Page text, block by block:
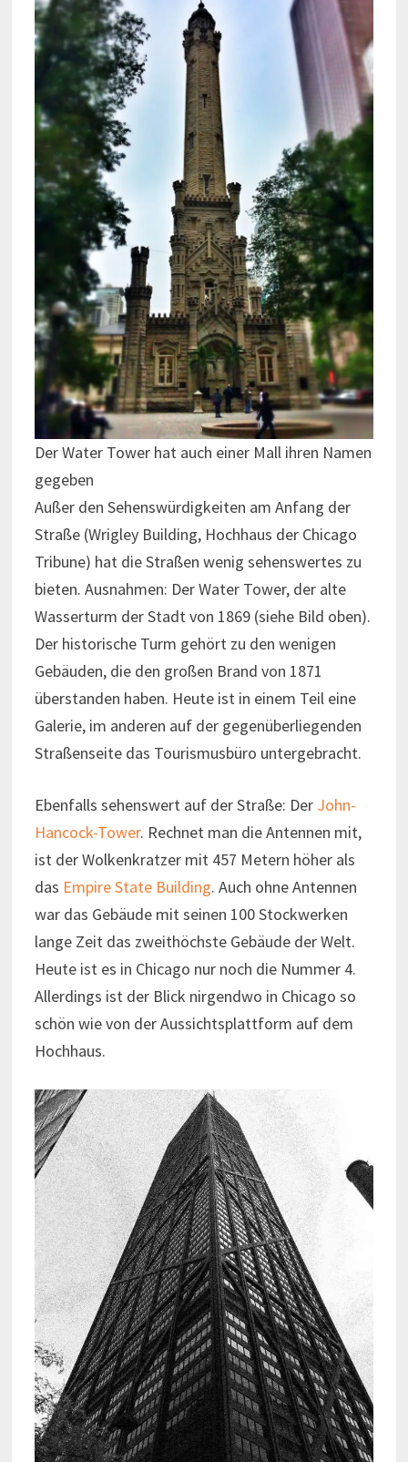
Der Water Tower hat auch einer Mall ihren Namen
gegeben
Außer den Sehenswürdigkeiten am Anfang der
Straße (Wrigley Building, Hochhaus der Chicago
Tribune) hat die Straßen wenig sehenswertes zu
bieten. Ausnahmen: Der Water Tower, der alte
Wasserturm der Stadt von 1869 (siehe Bild oben).
Der historische Turm gehört zu den wenigen
Gebäuden, die den großen Brand von 1871
überstanden haben. Heute ist in einem Teil eine
Galerie, im anderen auf der gegenüberliegenden
Straßenseite das Tourismusbüro untergebracht.
Ebenfalls sehenswert auf der Straße: Der John-
Hancock-Tower. Rechnet man die Antennen mit,
ist der Wolkenkratzer mit 457 Metern höher als
das Empire State Building. Auch ohne Antennen
war das Gebäude mit seinen 100 Stockwerken
lange Zeit das zweithöchste Gebäude der Welt.
Heute ist es in Chicago nur noch die Nummer 4.
Allerdings ist der Blick nirgendwo in Chicago so
schön wie von der Aussichtsplattform auf dem
Hochhaus.